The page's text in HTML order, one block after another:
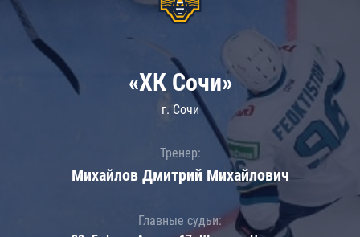
«ХК Сочи»
г. Сочи
Тренер:
Михайлов Дмитрий Михайлович
Главные судьи: